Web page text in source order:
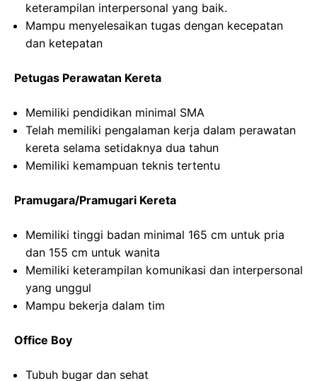
keterampilan interpersonal yang baik.
Mampu menyelesaikan tugas dengan kecepatan
dan ketepatan
Petugas Perawatan Kereta
Memiliki pendidikan minimal SMA
Telah memiliki pengalaman kerja dalam perawatan
kereta selama setidaknya dua tahun
Memiliki kemampuan teknis tertentu
Pramugara/Pramugari Kereta
Memiliki tinggi badan minimal 165 cm untuk pria
dan 155 cm untuk wanita
Memiliki keterampilan komunikasi dan interpersonal
yang unggul
Mampu bekerja dalam tim
Office Boy
Tubuh bugar dan sehat